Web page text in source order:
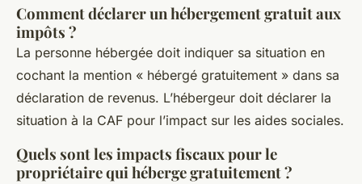
Comment déclarer un hébergement gratuit aux
impôts ?
La personne hébergée doit indiquer sa situation en
cochant la mention « hébergé gratuitement » dans sa
déclaration de revenus. L’hébergeur doit déclarer la
situation à la CAF pour l’impact sur les aides sociales.
Quels sont les impacts fiscaux pour le
propriétaire qui héberge gratuitement ?